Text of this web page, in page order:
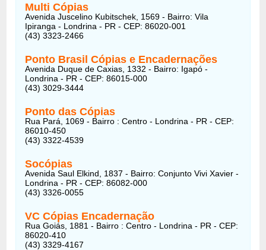
Multi Cópias
Avenida Juscelino Kubitschek, 1569 - Bairro: Vila
Ipiranga - Londrina - PR - CEP: 86020-001
(43) 3323-2466
Ponto Brasil Cópias e Encadernações
Avenida Duque de Caxias, 1332 - Bairro: Igapó -
Londrina - PR - CEP: 86015-000
(43) 3029-3444
Ponto das Cópias
Rua Pará, 1069 - Bairro : Centro - Londrina - PR - CEP:
86010-450
(43) 3322-4539
Socópias
Avenida Saul Elkind, 1837 - Bairro: Conjunto Vivi Xavier -
Londrina - PR - CEP: 86082-000
(43) 3326-0055
VC Cópias Encadernação
Rua Goiás, 1881 - Bairro : Centro - Londrina - PR - CEP:
86020-410
(43) 3329-4167